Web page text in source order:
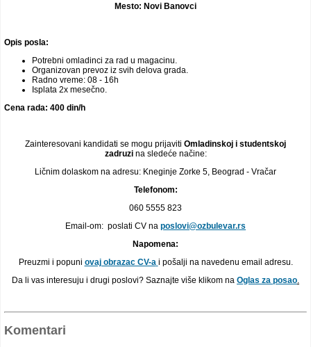
Mesto: Novi Banovci
Opis posla:
Potrebni omladinci za rad u magacinu.
Organizovan prevoz iz svih delova grada.
Radno vreme: 08 - 16h
Isplata 2x mesečno.
Cena rada: 400 din/h
Zainteresovani kandidati se mogu prijaviti Omladinskoj i studentskoj
zadruzina sledeće načine:
Ličnim dolaskom na adresu: Kneginje Zorke 5, Beograd - Vračar
Telefonom:
060 5555 823
Email-om: poslati CV na poslovi@ozbulevar.rs
Napomena:
Preuzmi i popuni ovaj obrazac CV-a i pošalji na navedenu email adresu.
Da li vas interesuju i drugi poslovi? Saznajte više klikom na Oglas za posao
Komentari